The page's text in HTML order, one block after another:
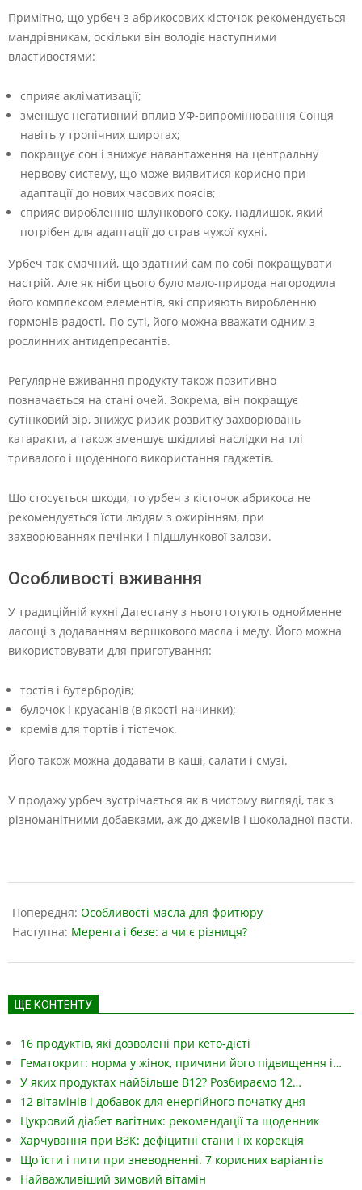
Примітно, що урбеч з абрикосових кісточок рекомендується
мандрівникам, оскільки він володіє наступними
властивостями:
сприяє акліматизації;
зменшує негативний вплив УФ-випромінювання Сонця
навіть у тропічних широтах;
покращує сон і знижує навантаження на центральну
нервову систему, що може виявитися корисно при
адаптації до нових часових поясів;
сприяє виробленню шлункового соку, надлишок, який
потрібен для адаптації до страв чужої кухні.
Урбеч так смачний, що здатний сам по собі покращувати
настрій. Але як ніби цього було мало-природа нагородила
його комплексом елементів, які сприяють виробленню
гормонів радості. По суті, його можна вважати одним з
рослинних антидепресантів.
Регулярне вживання продукту також позитивно
позначається на стані очей. Зокрема, він покращує
сутінковий зір, знижує ризик розвитку захворювань
катаракти, а також зменшує шкідливі наслідки на тлі
тривалого і щоденного використання гаджетів.
Що стосується шкоди, то урбеч з кісточок абрикоса не
рекомендується їсти людям з ожирінням, при
захворюваннях печінки і підшлункової залози.
Особливості вживання
У традиційній кухні Дагестану з нього готують однойменне
ласощі з додаванням вершкового масла і меду. Його можна
використовувати для приготування:
тостів і бутербродів;
булочок і круасанів (в якості начинки);
кремів для тортів і тістечок.
Його також можна додавати в каші, салати і смузі.
У продажу урбеч зустрічається як в чистому вигляді, так з
різноманітними добавками, аж до джемів і шоколадної пасти.
07-
08
Попередня: Особливості масла для фритюру
Наступна: Меренга і безе: а чи є різниця?
ЩЕ КОНТЕНТУ
16 продуктів, які дозволені при кето-дієті
Гематокрит: норма у жінок, причини його підвищення і…
У яких продуктах найбільше B12? Розбираємо 12…
12 вітамінів і добавок для енергійного початку дня
Цукровий діабет вагітних: рекомендації та щоденник
Харчування при ВЗК: дефіцитні стани і їх корекція
Що їсти і пити при зневодненні. 7 корисних варіантів
Найважливіший зимовий вітамін